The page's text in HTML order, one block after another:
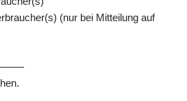
(nur bei Mitteilung auf